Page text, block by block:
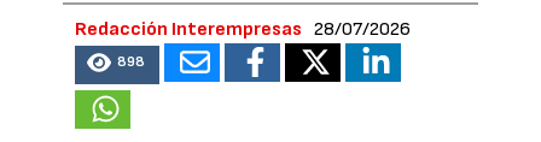
Redacción Interempresas 28/07/2026
898